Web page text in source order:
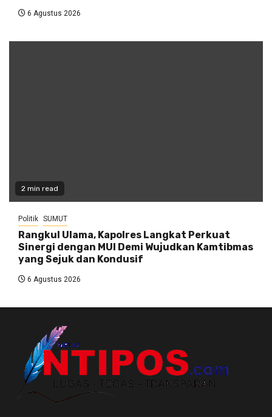
6 Agustus 2026
2 min read
Politik SUMUT
Rangkul Ulama, Kapolres Langkat Perkuat
Sinergi dengan MUI Demi Wujudkan Kamtibmas
yang Sejuk dan Kondusif
6 Agustus 2026